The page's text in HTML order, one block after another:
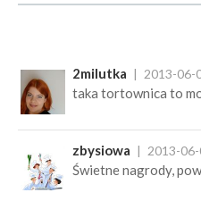
2milutka 2013-06-
taka tortownica to
zbysiowa 2013-
Świetne nagrody,